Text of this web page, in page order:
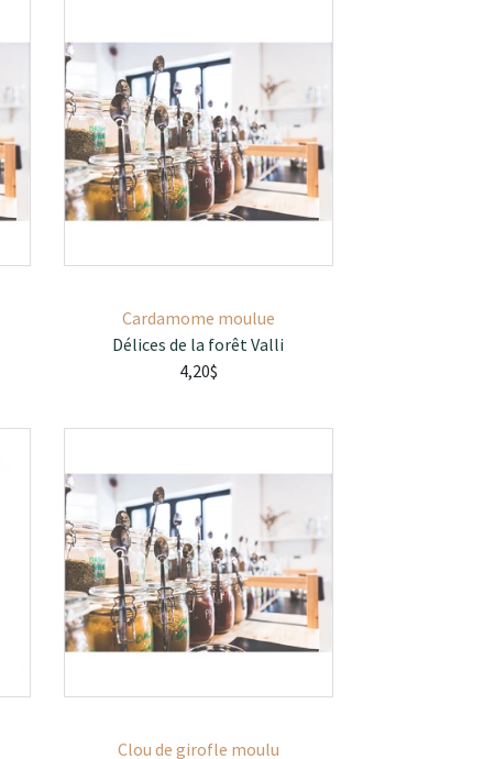
Cardamome moulue
Délices de la forêt Valli
4,20$
Clou de girofle moulu